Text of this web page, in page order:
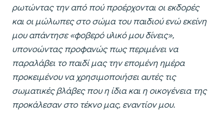
ρωτώντας την από πού προέρχονται οι εκδορές
και οι μώλωπες στο σώμα του παιδιού ενώ εκείνη
μου απάντησε «φοβερό υλικό μου δίνεις»,
υπονοώντας προφανώς πως περιμένει να
παραλάβει το παιδί μας την επομένη ημέρα
προκειμένου να χρησιμοποιήσει αυτές τις
σωματικές βλάβες που η ίδια και η οικογένεια της
προκάλεσαν στο τέκνο μας, εναντίον μου.